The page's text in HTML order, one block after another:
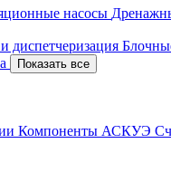
насосы
диспетчеризация
Показать все
Компоненты АСКУЭ